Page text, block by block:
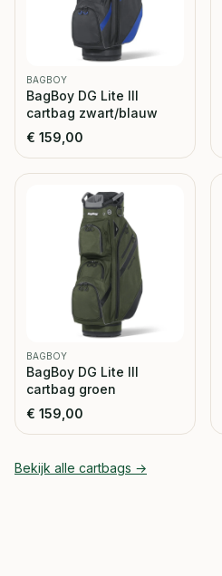
BAGBOY
BagBoy DG Lite III
cartbag zwart/blauw
€ 159,00
BAGBOY
BagBoy DG Lite III
cartbag groen
€ 159,00
Bekijk alle cartbags →